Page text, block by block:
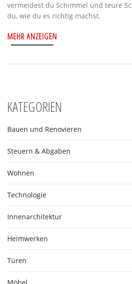
vermeidest du Schimmel und teure
du, wie du es richtig machst.
MEHR ANZEIGEN
KATEGORIEN
Bauen und Renovieren
Steuern & Abgaben
Wohnen
Technologie
Innenarchitektur
Heimwerken
Türen